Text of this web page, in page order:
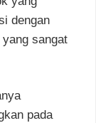
dengan
sangat
pada